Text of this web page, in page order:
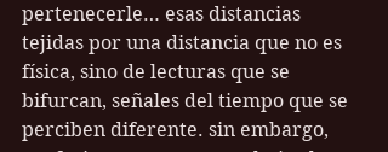
pertenecerle… esas distancias
tejidas por una distancia que no es
física, sino de lecturas que se
bifurcan, señales del tiempo que se
perciben diferente. sin embargo,